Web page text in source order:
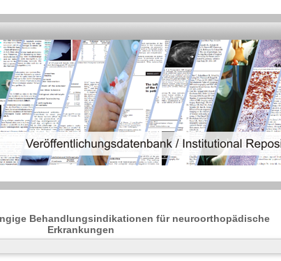
Behandlungsindikationen für neuroorthopädische
Erkrankungen